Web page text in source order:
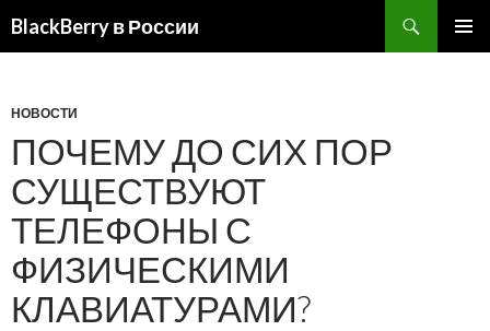
BlackBerry в России
НОВОСТИ
ПОЧЕМУ ДО СИХ ПОР
СУЩЕСТВУЮТ
ТЕЛЕФОНЫ С
ФИЗИЧЕСКИМИ
КЛАВИАТУРАМИ?